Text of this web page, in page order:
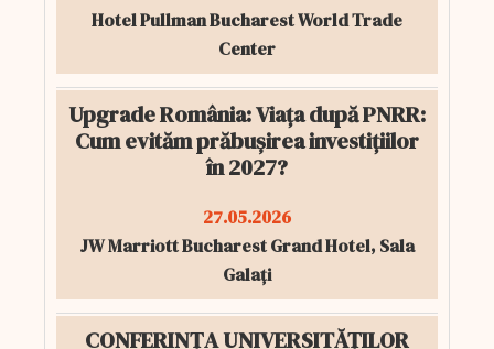
Hotel Pullman Bucharest World Trade
Center
Upgrade România: Viața după PNRR:
Cum evităm prăbușirea investițiilor
în 2027?
27.05.2026
JW Marriott Bucharest Grand Hotel, Sala
Galați
CONFERINȚA UNIVERSITĂȚILOR